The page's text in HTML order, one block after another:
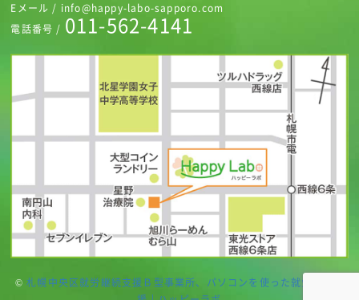
Eメール / info@happy-labo-sapporo.com
電話番号 / 011-562-4141
©札幌中央区就労継続支援Ｂ型事業所、パソコンを使った就労継続支